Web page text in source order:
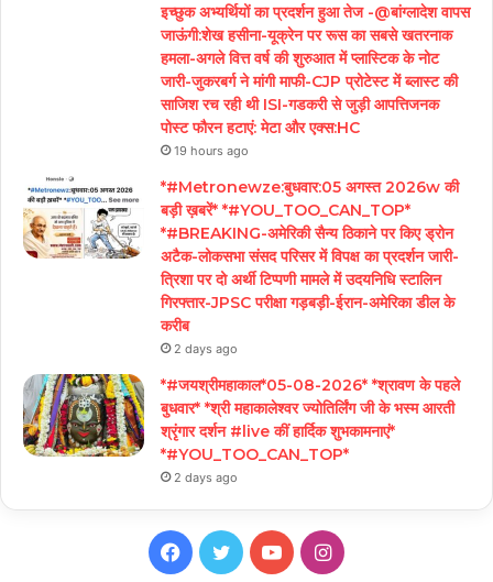
इच्छुक अभ्यर्थियों का प्रदर्शन हुआ तेज -@बांग्लादेश वापस
जाऊंगी:शेख हसीना-यूक्रेन पर रूस का सबसे खतरनाक
हमला-अगले वित्त वर्ष की शुरुआत में प्लास्टिक के नोट
जारी-जुकरबर्ग ने मांगी माफी-CJP प्रोटेस्ट में ब्लास्ट की
साजिश रच रही थी ISI-गडकरी से जुड़ी आपत्तिजनक
पोस्ट फौरन हटाएं: मेटा और एक्स:HC
19 hours ago
*#Metronewze:बुधवार:05 अगस्त 2026w की
बड़ी ख़बरें* *#YOU_TOO_CAN_TOP*
*#BREAKING-अमेरिकी सैन्य ठिकाने पर किए ड्रोन
अटैक-लोकसभा संसद परिसर में विपक्ष का प्रदर्शन जारी-
त्रिशा पर दो अर्थी टिप्पणी मामले में उदयनिधि स्टालिन
गिरफ्तार-JPSC परीक्षा गड़बड़ी-ईरान-अमेरिका डील के
करीब
2 days ago
*#जयश्रीमहाकाल*05-08-2026* *श्रावण के पहले
बुधवार* *श्री महाकालेश्वर ज्योतिर्लिंग जी के भस्म आरती
श्रृंगार दर्शन #live कीं हार्दिक शुभकामनाएं*
*#YOU_TOO_CAN_TOP*
2 days ago
Facebook
TwitterYouTubeInstagram